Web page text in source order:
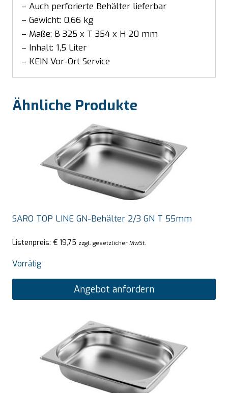
– Auch perforierte Behälter lieferbar
– Gewicht: 0,66 kg
– Maße: B 325 x T 354 x H 20 mm
– Inhalt: 1,5 Liter
– KEIN Vor-Ort Service
Ähnliche Produkte
SARO TOP LINE GN-Behälter 2/3 GN T 55mm
Listenpreis: € 19,75 zzgl. gesetzlicher MwSt.
Vorrätig
Angebot anfordern